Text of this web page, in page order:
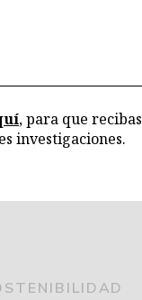
, para que recibas
investigaciones.